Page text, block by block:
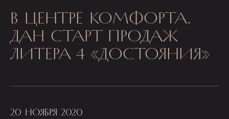
В ЦЕНТРЕ КОМФОРТА.
ДАН СТАРТ ПРОДАЖ
ЛИТЕРА 4 «ДОСТОЯНИЯ»
20 НОЯБРЯ 2020